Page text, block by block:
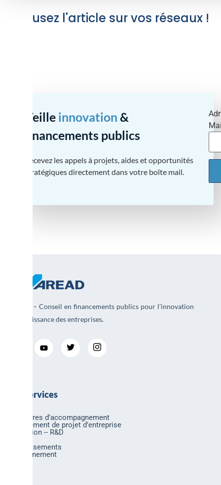
Diffusez l'article sur vos réseaux !
Veille innovation &
financements publics
Recevez les appels à projets, aides et opportunités
stratégiques directement dans votre boîte mail.
AREAD – Conseil en financements publics pour l’innovation
et la croissance des entreprises.
Nos services
Nos offres d’accompagnement
Financement de projet d’entreprise
Innovation -- R&D
Investissements
Environnement